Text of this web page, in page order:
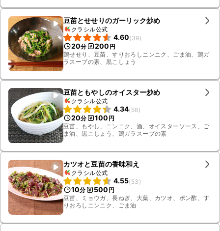
豆苗とせせりのガーリック炒め
クラシル公式
4.60(39)
20分 200 円
鶏せせり、豆苗、すりおろしニンニク、ごま油、鶏ガ
ラスープの素、黒こしょう
豆苗ともやしのオイスター炒め
クラシル公式
4.34(58)
20分 100 円
豆苗、もやし、ニンニク、酒、オイスターソース、ご
ま油、黒こしょう、鶏ガラスープの素
カツオと豆苗の香味和え
クラシル公式
4.55(53 )
10分 500 円
豆苗、ミョウガ、長ねぎ、大葉、カツオ、ポン酢、す
りおろしニンニク、ごま油